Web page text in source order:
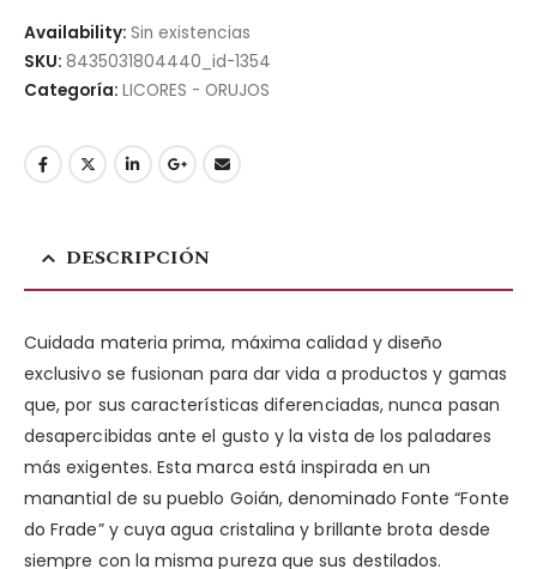
Availability: Sin existencias
SKU: 8435031804440_id-1354
Categoría: LICORES - ORUJOS
DESCRIPCIÓN
Cuidada materia prima, máxima calidad y diseño
exclusivo se fusionan para dar vida a productos y gamas
que, por sus características diferenciadas, nunca pasan
desapercibidas ante el gusto y la vista de los paladares
más exigentes. Esta marca está inspirada en un
manantial de su pueblo Goián, denominado Fonte “Fonte
do Frade” y cuya agua cristalina y brillante brota desde
siempre con la misma pureza que sus destilados.